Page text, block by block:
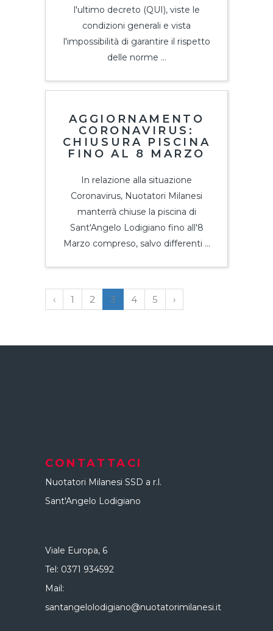
l'ultimo decreto (QUI), viste le
condizioni generali e vista
l'impossibilità di garantire il rispetto
delle norme ...
AGGIORNAMENTO
CORONAVIRUS:
CHIUSURA PISCINA
FINO AL 8 MARZO
In relazione alla situazione
Coronavirus, Nuotatori Milanesi
manterrà chiuse la piscina di
Sant'Angelo Lodigiano fino all'8
Marzo compreso, salvo differenti ...
‹ 1 2 3 4 5 ›
CONTATTACI
Nuotatori Milanesi SSD a r.l.
Sant'Angelo Lodigiano
Viale Europa, 6
Tel: 0371 934592
Mail:
santangelolodigiano@nuotatorimilanesi.it